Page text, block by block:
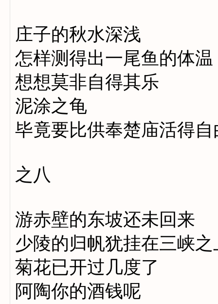
庄子的秋水深浅
怎样测得出一尾鱼的体温
想想莫非自得其乐
泥涂之龟
毕竟要比供奉楚庙活得自
之八
游赤壁的东坡还未回来
少陵的归帆犹挂在三峡之
菊花已开过几度了
阿陶你的酒钱呢